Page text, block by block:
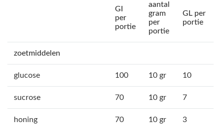
GI
per
portie
aantal
gram
per
portie
GL per
portie
zoetmiddelen
glucose 100 10 gr 10
sucrose 70 10 gr 7
honing 70 10 gr 3